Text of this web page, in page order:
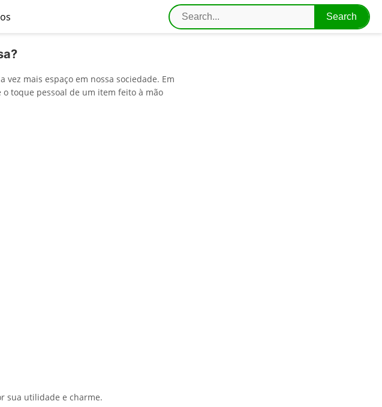
mais espaço em nossa sociedade. Em
toque pessoal de um item feito à mão
sua utilidade e charme.